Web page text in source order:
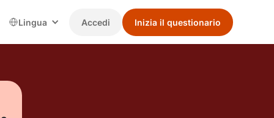
Lingua Accedi Inizia il questionario